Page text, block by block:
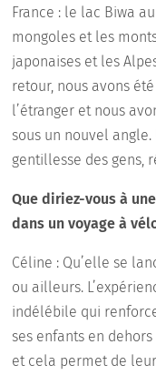
France : le lac Biwa
mongoles et les
japonaises et les
retour, nous avons
l’étranger et nous
sous un nouvel
gentillesse des gens,
Que diriez-vous à
dans un voyage à
Céline : Qu’elle se
ou ailleurs.
indélébile qui
ses enfants en
et cela permet de